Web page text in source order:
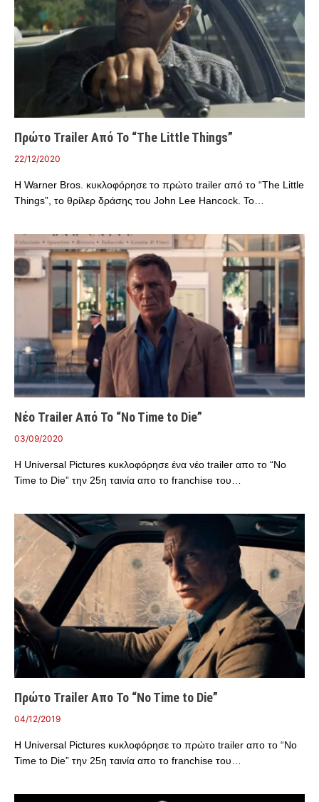
Πρώτο Trailer Από Το “The Little Things”
22/12/2020
Η Warner Bros. κυκλοφόρησε το πρώτο trailer από το “The Little
Things”, το θρίλερ δράσης του John Lee Hancock. Το…
Νέο Trailer Από Το “No Time to Die”
03/09/2020
Η Universal Pictures κυκλοφόρησε ένα νέο trailer απο το “No
Time to Die” την 25η ταινία απο το franchise του…
Πρώτο Trailer Απο Το “No Time to Die”
04/12/2019
Η Universal Pictures κυκλοφόρησε το πρώτο trailer απο το “No
Time to Die” την 25η ταινία απο το franchise του…